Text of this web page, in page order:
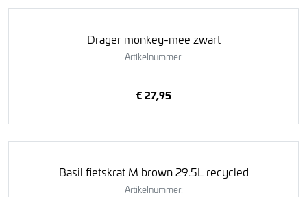
Drager monkey-mee zwart
Artikelnummer:
€ 27,95
Basil fietskrat M brown 29.5L recycled
Artikelnummer: